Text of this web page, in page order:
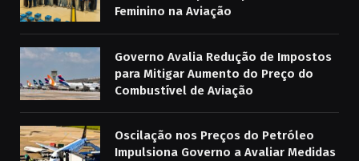
Feminino na Aviação
Governo Avalia Redução de Impostos
para Mitigar Aumento do Preço do
Combustível de Aviação
Oscilação nos Preços do Petróleo
Impulsiona Governo a Avaliar Medidas